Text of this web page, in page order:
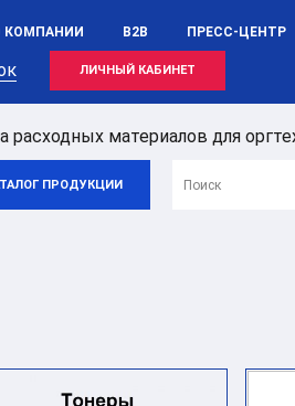
КОМПАНИИ B2B ПРЕСС-ЦЕНТР
ЛИЧНЫЙ КАБИНЕТ
расходных материалов для
ПРОДУКЦИИ